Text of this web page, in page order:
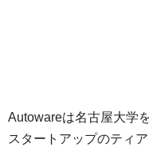
Autowareは名古屋大学
スタートアップのティ